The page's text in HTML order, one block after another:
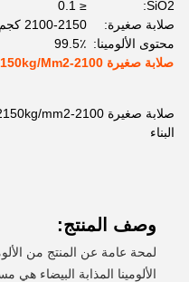
SiO2:
≤ 0.1
صلابة صغيرة:
2100-2150 كجم/مم 2
محتوى الألومينا: 99.5٪
البناء
وصف المنتج:
لمحة عامة عن المنتج من
الألومينا المذابة البيضاء هي